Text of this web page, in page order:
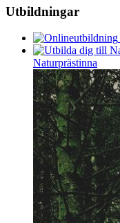
Utbildningar
Naturprästinna